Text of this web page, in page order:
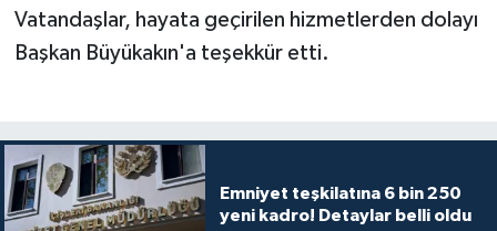
Vatandaşlar, hayata geçirilen hizmetlerden dolayı
Başkan Büyükakın'a teşekkür etti.
Emniyet teşkilatına 6 bin 250
yeni kadro! Detaylar belli oldu